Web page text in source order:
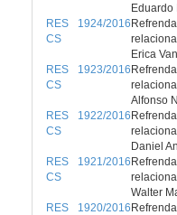
Eduardo
RES 1924/2016
CS
Erica
RES 1923/2016
CS
Alfonso
RES 1922/2016
CS
Daniel
RES 1921/2016
CS
Walter
RES 1920/2016